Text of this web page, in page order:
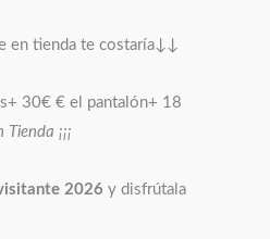
en tienda te costaría↓↓
30€ € el pantalón+ 18
¡¡¡
2026 y disfrútala